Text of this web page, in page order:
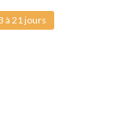
à 21 jours